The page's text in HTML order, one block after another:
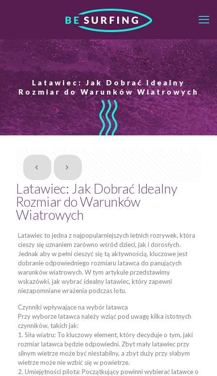
Latawiec: Jak Dobrać Idealny
Rozmiar do Warunków Wiatrowych
Latawiec: Jak Dobrać Idealny
Rozmiar do Warunków
Wiatrowych
Latawiec to jedna z najpopularniejszych letnich rozrywek, która
cieszy się uznaniem zarówno wśród dzieci, jak i dorosłych.
Jednak aby w pełni cieszyć się tą aktywnością, kluczowe jest
dobranie odpowiedniego rozmiaru latawca do panujących
warunków wiatrowych. W tym artykule przedstawimy
wskazówki, jak wybrać idealny latawiec, który zapewni
niezapomniane wrażenia podczas lotu.
Czynniki wpływające na wybór latawca
Przy wyborze latawca należy wziąć pod uwagę kilka istotnych
czynników, takich jak:
1. Siła wiatru: To kluczowy element, który decyduje o tym, jaki
rozmiar latawca będzie odpowiedni. Zbyt mały latawiec przy
silnym wietrze może być niestabilny, a zbyt duży przy słabym
wietrze może nie wzbić się w powietrze.
2. Umiejętności pilota: Początkujący powinni wybierać latawce o